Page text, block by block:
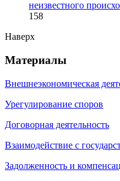
неизвестного
158
Наверх
Материалы
Внешнеэкономическая
Урегулирование споров
Договорная деятельность
Взаимодействие с
Задолженность и